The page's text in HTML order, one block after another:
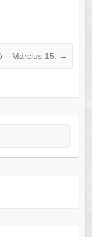
– Március 15. →